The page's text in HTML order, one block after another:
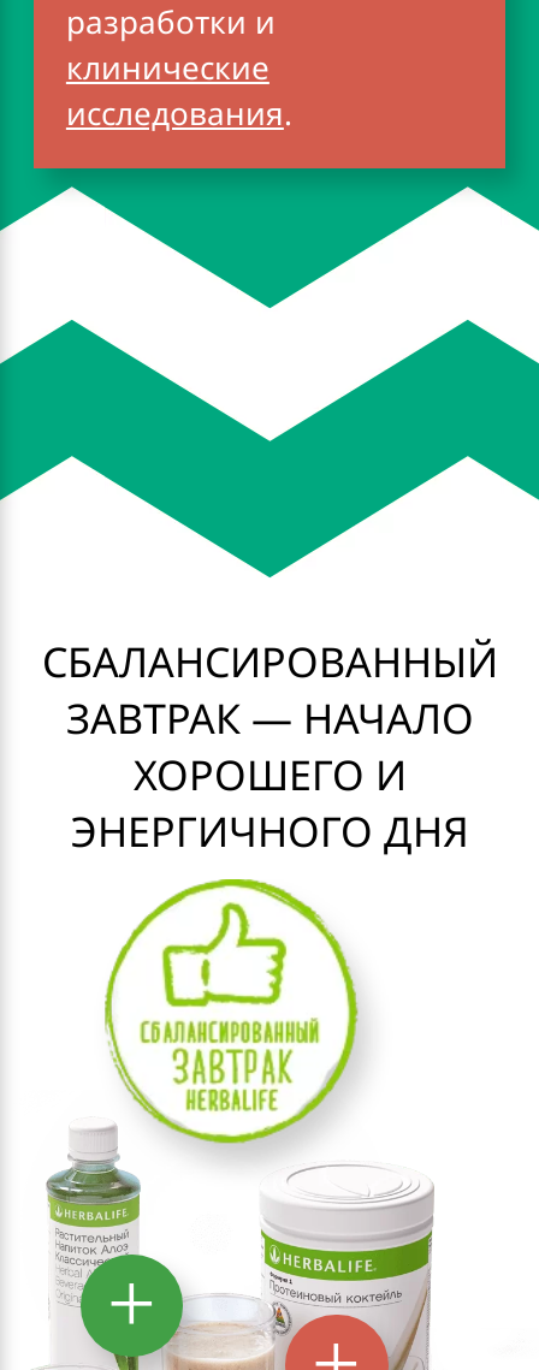
разработки и
клинические
исследования.
СБАЛАНСИРОВАННЫЙ
ЗАВТРАК — НАЧАЛО
ХОРОШЕГО И
ЭНЕРГИЧНОГО ДНЯ